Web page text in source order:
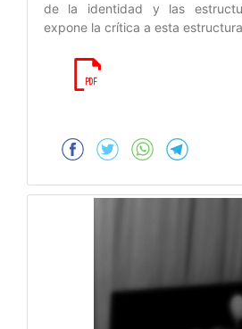
de la identidad y las
expone la crítica a esta